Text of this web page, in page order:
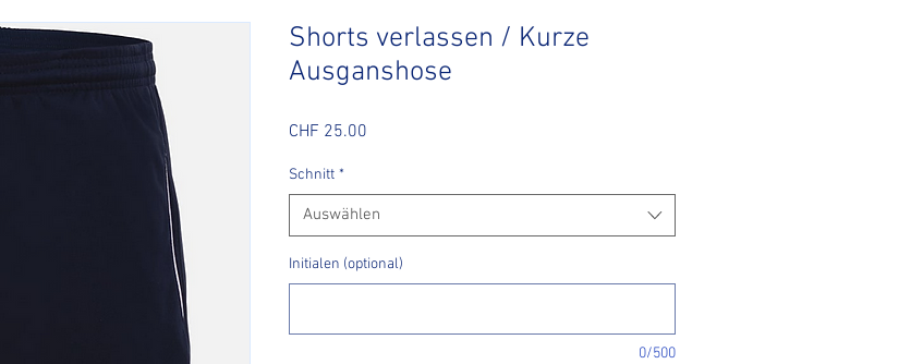
Shorts verlassen / Kurze
Ausganshose
CHF 25.00
Schnitt *
Auswählen
Initialen (optional)
0/500